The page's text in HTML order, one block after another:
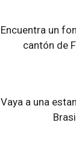
Encuentra un
cantón de
Vaya a una